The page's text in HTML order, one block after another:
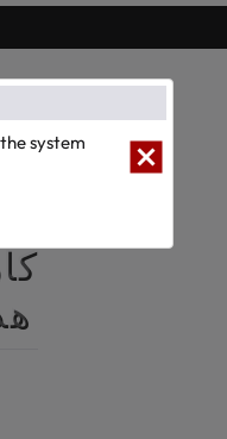
system